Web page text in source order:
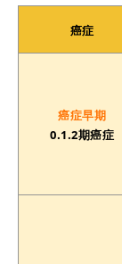
癌症
癌症早期
0.1.2期癌症